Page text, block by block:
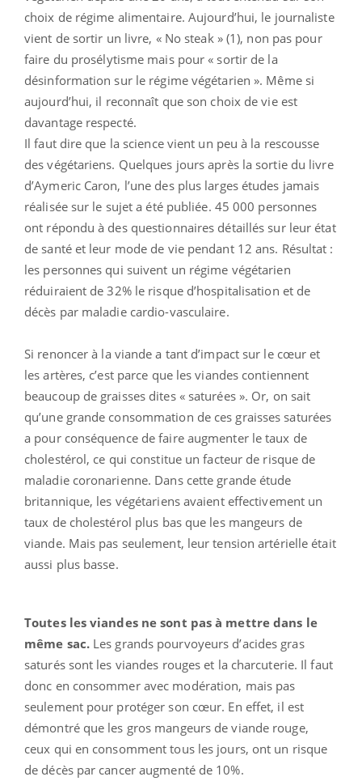
choix de régime alimentaire. Aujourd’hui, le journaliste
vient de sortir un livre, « No steak » (1), non pas pour
faire du prosélytisme mais pour « sortir de la
désinformation sur le régime végétarien ». Même si
aujourd’hui, il reconnaît que son choix de vie est
davantage respecté.
Il faut dire que la science vient un peu à la rescousse
des végétariens. Quelques jours après la sortie du livre
d’Aymeric Caron, l’une des plus larges études jamais
réalisée sur le sujet a été publiée. 45 000 personnes
ont répondu à des questionnaires détaillés sur leur état
de santé et leur mode de vie pendant 12 ans. Résultat :
les personnes qui suivent un régime végétarien
réduiraient de 32% le risque d’hospitalisation et de
décès par maladie cardio-vasculaire.
Si renoncer à la viande a tant d’impact sur le cœur et
les artères, c’est parce que les viandes contiennent
beaucoup de graisses dites « saturées ». Or, on sait
qu’une grande consommation de ces graisses saturées
a pour conséquence de faire augmenter le taux de
cholestérol, ce qui constitue un facteur de risque de
maladie coronarienne. Dans cette grande étude
britannique, les végétariens avaient effectivement un
taux de cholestérol plus bas que les mangeurs de
viande. Mais pas seulement, leur tension artérielle était
aussi plus basse.
Toutes les viandes ne sont pas à mettre dans le
même sac.Les grands pourvoyeurs d’acides gras
saturés sont les viandes rouges et la charcuterie. Il faut
donc en consommer avec modération, mais pas
seulement pour protéger son cœur. En effet, il est
démontré que les gros mangeurs de viande rouge,
ceux qui en consomment tous les jours, ont un risque
de décès par cancer augmenté de 10%.